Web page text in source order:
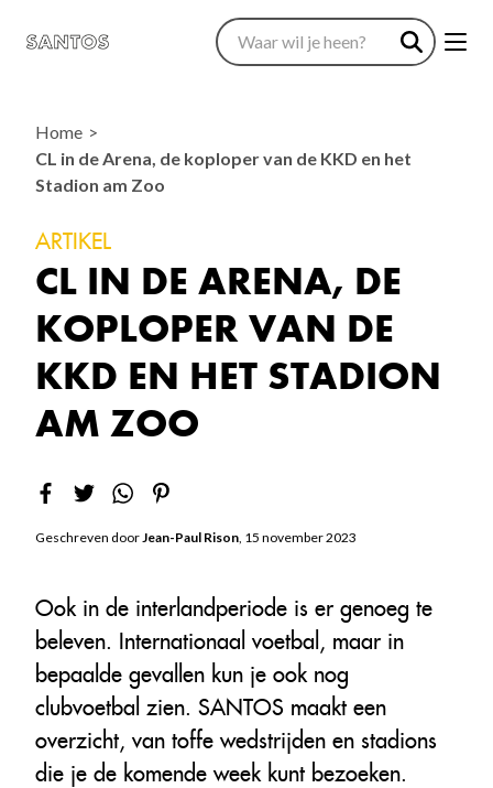
Home
CL in de Arena, de koploper van de KKD en het
Stadion am Zoo
ARTIKEL
CL IN DE ARENA, DE
KOPLOPER VAN DE
KKD EN HET STADION
AM ZOO
Geschreven doorJean-Paul Rison, 15 november 2023
Ook in de interlandperiode is er genoeg te
beleven. Internationaal voetbal, maar in
bepaalde gevallen kun je ook nog
clubvoetbal zien. SANTOS maakt een
overzicht, van toffe wedstrijden en stadions
die je de komende week kunt bezoeken.